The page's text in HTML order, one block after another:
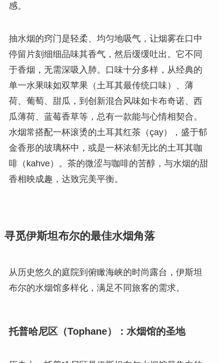
感。
抽水烟的窍门是轻柔、均匀地吸气，让烟雾在口中
停留片刻细细品味其香气，然后缓缓吐出。它不同
于香烟，无需深吸入肺。口味十分多样，从经典的
单一水果味如双苹果（土耳其最传统口味）、薄
荷、葡萄、甜瓜，到创新混合风味如卡布奇诺、西
瓜薄荷、蓝莓香草等，总有一款能与心情相契合。
水烟常搭配一杯滚烫的土耳其红茶（çay），盛于郁
金香形的玻璃杯中，或是一杯浓郁无比的土耳其咖
啡（kahve）。茶的微涩与咖啡的苦醇，与水烟的甜
香相映成趣，达致完美平衡。
寻觅伊斯坦布尔的最佳水烟角落
从历史悠久的庭院到俯瞰海峡的时尚露台，伊斯坦
布尔的水烟馆多样化，满足不同旅客的需求。
托普哈尼区（Tophane）：水烟馆的圣地